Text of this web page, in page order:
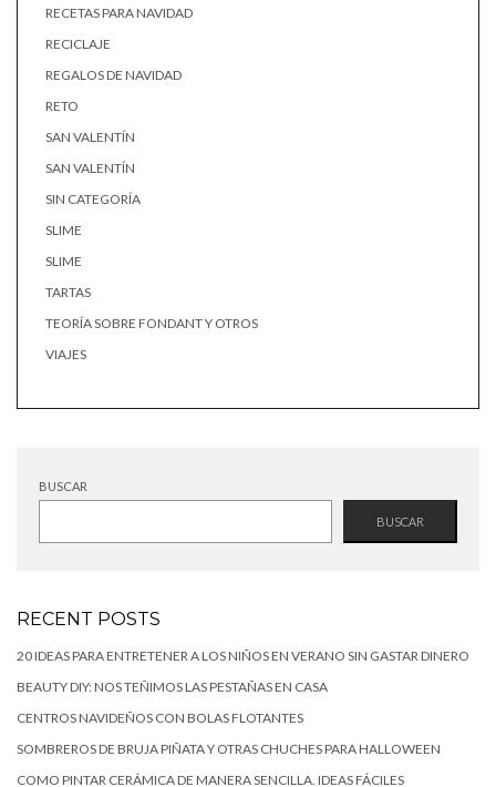
RECETAS PARA NAVIDAD
RECICLAJE
REGALOS DE NAVIDAD
RETO
SAN VALENTÍN
SAN VALENTÍN
SIN CATEGORÍA
SLIME
SLIME
TARTAS
TEORÍA SOBRE FONDANT Y OTROS
VIAJES
BUSCAR
BUSCAR
RECENT POSTS
20 IDEAS PARA ENTRETENER A LOS NIÑOS EN VERANO SIN GASTAR DINERO
BEAUTY DIY: NOS TEÑIMOS LAS PESTAÑAS EN CASA
CENTROS NAVIDEÑOS CON BOLAS FLOTANTES
SOMBREROS DE BRUJA PIÑATA Y OTRAS CHUCHES PARA HALLOWEEN
COMO PINTAR CERÁMICA DE MANERA SENCILLA. IDEAS FÁCILES